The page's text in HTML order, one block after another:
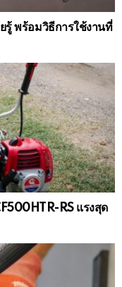
รู้ พร้อมวิธีการใช้งานที่
RS แรงสุด